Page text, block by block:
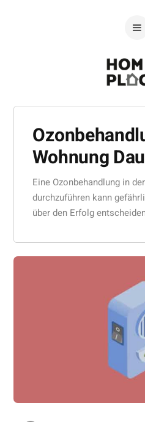
Wohnung
Eine Ozonbehandlung in
durchzuführen kann
über den Erfolg